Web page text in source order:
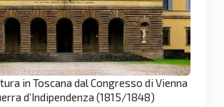
in Toscana dal Congresso di Vienna
d’Indipendenza (1815/1848)